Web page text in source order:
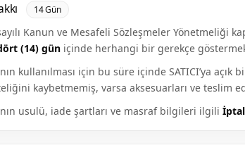
14 Gün
Kanun ve Mesafeli Sözleşmeler
(14) gün içinde herhangi bir gerekçe
kullanılması için bu süre içinde SATICI’ya
kaybetmemiş, varsa aksesuarları ve teslim
usulü, iade şartları ve masraf bilgileri ilgili